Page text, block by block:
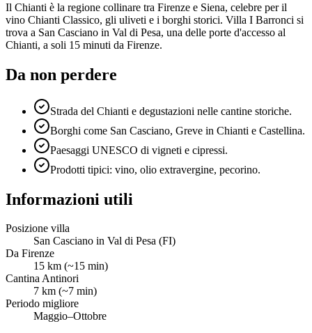
Il Chianti è la regione collinare tra Firenze e Siena, celebre per il
vino Chianti Classico, gli uliveti e i borghi storici. Villa I Barronci si
trova a San Casciano in Val di Pesa, una delle porte d'accesso al
Chianti, a soli 15 minuti da Firenze.
Da non perdere
Strada del Chianti e degustazioni nelle cantine storiche.
Borghi come San Casciano, Greve in Chianti e Castellina.
Paesaggi UNESCO di vigneti e cipressi.
Prodotti tipici: vino, olio extravergine, pecorino.
Informazioni utili
Posizione villa
San Casciano in Val di Pesa (FI)
Da Firenze
15 km (~15 min)
Cantina Antinori
7 km (~7 min)
Periodo migliore
Maggio–Ottobre